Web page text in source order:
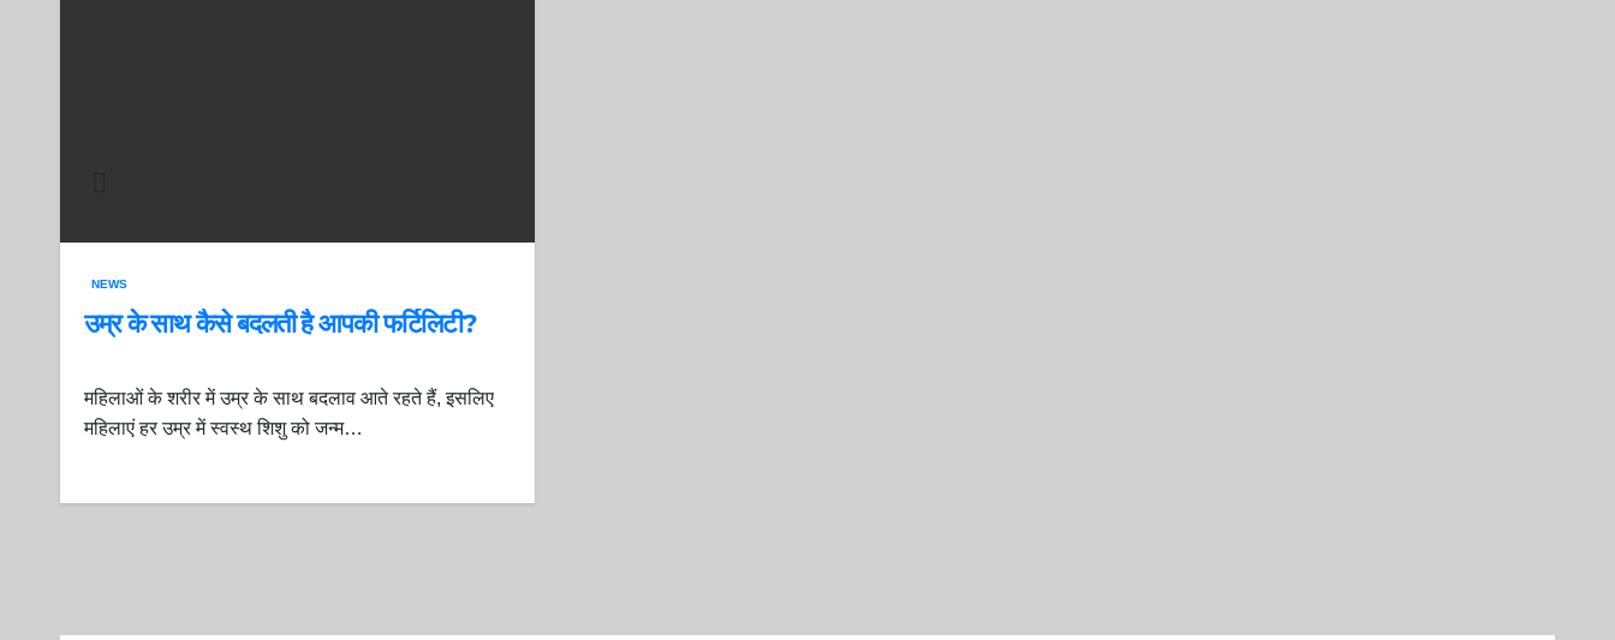
NEWS
उम्र के साथ कैसे बदलती है आपकी फर्टिलिटी?
महिलाओं के शरीर में उम्र के साथ बदलाव आते रहते हैं, इसलिए
महिलाएं हर उम्र में स्वस्थ शिशु को जन्म…